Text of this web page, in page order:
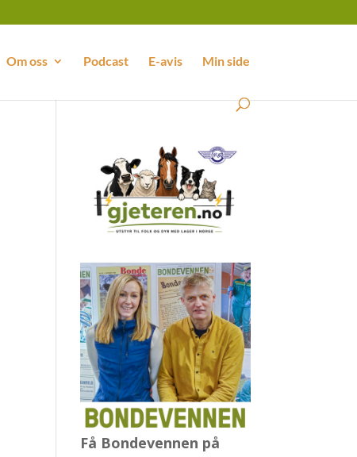
Om oss Podcast E-avis Min side
Få Bondevennen på